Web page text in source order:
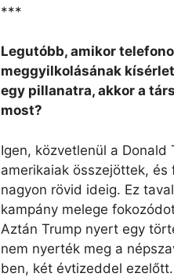
***
Legutóbb, amikor
meggyilkolásának
egy pillanatra, akkor a
most?
Igen, közvetlenül a
amerikaiak összejöttek,
nagyon rövid ideig. Ez
kampány melege
Aztán Trump nyert egy
nem nyerték meg a
ben, két évtizeddel